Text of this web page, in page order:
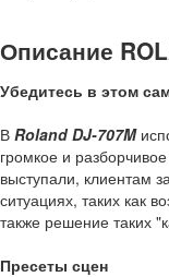
Описание
Убедитесь в этом
В Roland DJ-707M
громкое и
выступали, клиентам
ситуациях, таких как
также решение таких
Пресеты сцен